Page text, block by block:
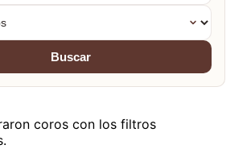
Buscar
coros con los filtros